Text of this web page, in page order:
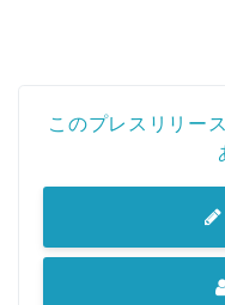
このプレスリリー